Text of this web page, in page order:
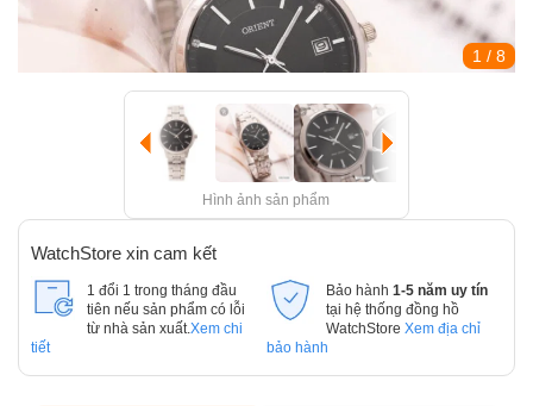
1 / 8
Hình ảnh sản phẩm
WatchStore xin cam kết
1 đổi 1 trong tháng đầu
tiên nếu sản phẩm có lỗi
từ nhà sản xuất. Xem chi
tiết
Bảo hành 1-5 năm uy tín
tại hệ thống đồng hồ
WatchStore Xem địa chỉ
bảo hành